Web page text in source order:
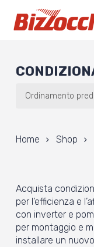
main
Home Shop
Acquista
per l’efficienza e
con inverter e
per montaggio e
installare un